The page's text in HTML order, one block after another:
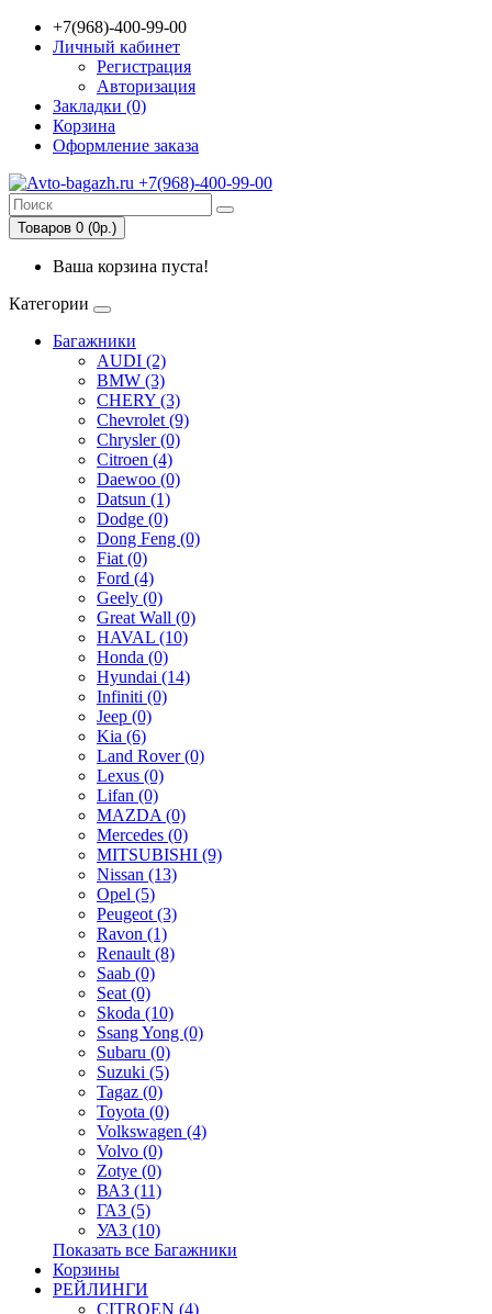
+7(968)-400-99-00
Личный кабинет
Регистрация
Авторизация
Закладки (0)
Корзина
Оформление заказа
Товаров 0 (0р.)
Ваша корзина пуста!
Категории
Багажники
AUDI (2)
BMW (3)
CHERY (3)
Chevrolet (9)
Chrysler (0)
Citroen (4)
Daewoo (0)
Datsun (1)
Dodge (0)
Dong Feng (0)
Fiat (0)
Ford (4)
Geely (0)
Great Wall (0)
HAVAL (10)
Honda (0)
Hyundai (14)
Infiniti (0)
Jeep (0)
Kia (6)
Land Rover (0)
Lexus (0)
Lifan (0)
MAZDA (0)
Mercedes (0)
MITSUBISHI (9)
Nissan (13)
Opel (5)
Peugeot (3)
Ravon (1)
Renault (8)
Saab (0)
Seat (0)
Skoda (10)
Ssang Yong (0)
Subaru (0)
Suzuki (5)
Tagaz (0)
Toyota (0)
Volkswagen (4)
Volvo (0)
Zotye (0)
ВАЗ (11)
ГАЗ (5)
УАЗ (10)
Показать все Багажники
Корзины
РЕЙЛИНГИ
CITROEN (4)